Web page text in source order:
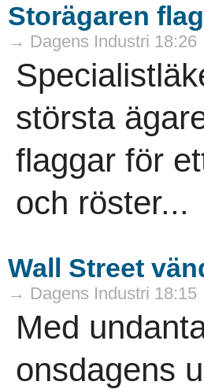
Storägaren
→ Dagens Industri 18:26
största
flaggar för
och röster...
Wall Street
→ Dagens Industri 18:15
Med
onsdagens